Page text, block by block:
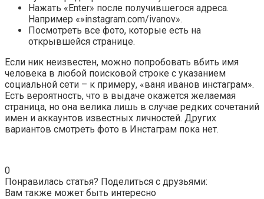
Нажать «Enter» после получившегося адреса.
Например «»instagram.com/ivanov».
Посмотреть все фото, которые есть на
открывшейся странице.
Если ник неизвестен, можно попробовать вбить имя
человека в любой поисковой строке с указанием
социальной сети – к примеру, «ваня иванов инстаграм».
Есть вероятность, что в выдаче окажется желаемая
страница, но она велика лишь в случае редких сочетаний
имен и аккаунтов известных личностей. Других
вариантов смотреть фото в Инстаграм пока нет.
0
Понравилась статья? Поделиться с друзьями:
Вам также может быть интересно